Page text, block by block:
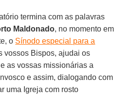
termina com as palavras
Maldonado, no momento em
o Sínodo especial para a
vossos Bispos, ajudai os
as vossas missionárias a
e assim, dialogando com
uma Igreja com rosto